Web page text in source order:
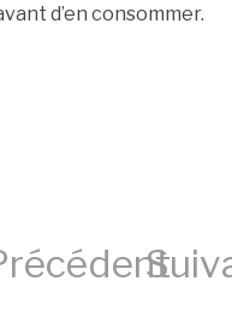
d’en consommer.